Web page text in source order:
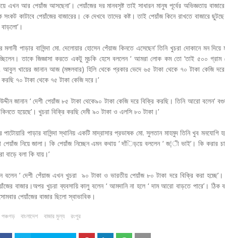
এখন আর পেয়াঁজ আসছেনা’। পেয়াঁজের দর মানবসৃষ্ট তাই সাধারন মানুষ পূর্বের অভিজ্ঞতায়
কাটাবে পেয়াঁজের বাজারের। কে দেখবে তাদের কষ্ট। তাই পেয়াঁজ কিনে রাখতে বাজারে
পাড়ার বাসিন্দা মো. দেলোয়ার হোসেন পেঁয়াজ কিনতে এসেছেন‘ তিনি খুচরা দোকানে মন দিয়ে
তাকে জিজ্ঞাসা করতে একটু মুচকি হেসে বললেন ‘ আমরা লোক কম তো ‘তাই ৫০০ গ্রাম
আবুল খায়ের জানান আজ (মঙ্গলবার) হিলি থেকে প্রকার ভেদে ৬৫ টাকা থেকে ৭০ টাকা কেজি
৭০ টাকা থেকে ৭৫ টাকা কেজি দরে।’
জানান ‘ দেশী পেয়াঁজ ৮৫ টাকা থেকে৯০ টাকা কেজি দরে বিক্রি করছি। তিনি আরো বলেন‘
হয়েছে’। খুচরা বিক্রি করছি দেমী ৯০ টাকা ও এলসি ৮০ টাকা।’
পাড়ার বাসিন্দা স্থানিয় একটি মাদ্রাসার প্রভাষক মো. সুলতান মাহমুদ তিনি খুব মনযোগি
পেয়াঁজ নিয়ে জালা। কি পেয়াঁজ নিচ্ছেন এমন কথায় ‘ দাঁিড়য়ে বললেন ‘ জ¦ী ভাই’। কি করার
বাড়ে বলা কি যায়।’
বলেন ‘ দেশী পেঁয়াজ এখন খুচরা ৯০ টাকা ও ভারতীয় পেয়াঁজ ৮০ টাকা দরে বিক্রি করা
বাজার।অপর খুচরা ব্যবসায়ি কালু বলেন ‘ আমদানি না হলে ‘ দাম আরো বাড়তে পারে’। ঠিক
পেয়াঁজের বাজার ছিলো স্বাভাবিক।
পঞ্চগড় বাংলাদেশ বাজার মুল্য রংপুর